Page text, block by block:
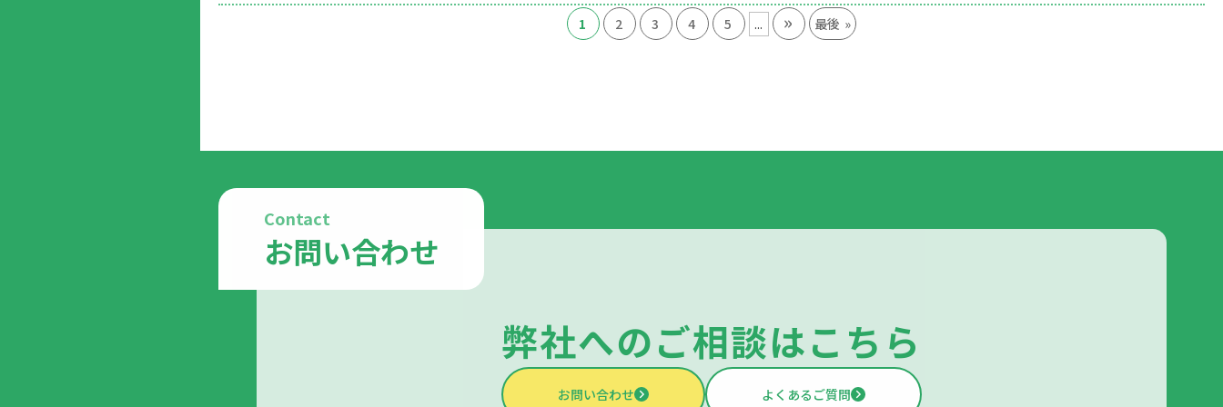
1 2 3 4 5 ... » 最後 »
Contact
お問い合わせ
弊社へのご相談はこちら
お問い合わせ よくあるご質問